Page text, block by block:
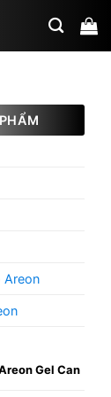
Areon
Gel Can